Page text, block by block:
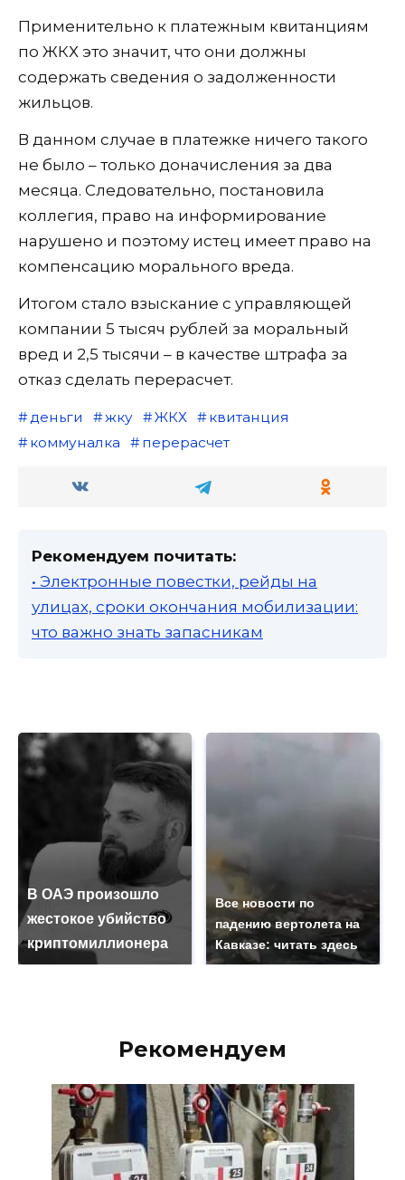
Применительно к платежным квитанциям
по ЖКХ это значит, что они должны
содержать сведения о задолженности
жильцов.
В данном случае в платежке ничего такого
не было – только доначисления за два
месяца. Следовательно, постановила
коллегия, право на информирование
нарушено и поэтому истец имеет право на
компенсацию морального вреда.
Итогом стало взыскание с управляющей
компании 5 тысяч рублей за моральный
вред и 2,5 тысячи – в качестве штрафа за
отказ сделать перерасчет.
деньги жку ЖКХ
квитанция
коммуналка
перерасчет
Рекомендуем почитать:
• Электронные повестки, рейды на
улицах, сроки окончания мобилизации:
что важно знать запасникам
В ОАЭ произошло
жестокое убийство
криптомиллионера
Все новости по
падению вертолета на
Кавказе: читать здесь
Рекомендуем